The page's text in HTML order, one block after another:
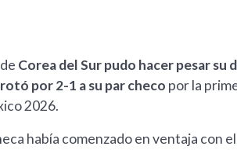
Corea del Sur pudo hacer pesar su
por 2-1 a su par checo por la
2026.
había comenzado en ventaja con